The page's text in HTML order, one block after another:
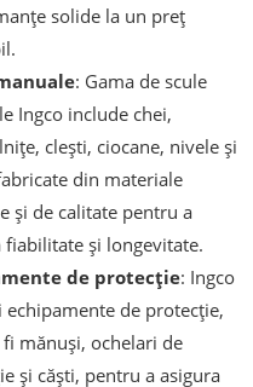
solide la un preț
: Gama de scule
Ingco include chei,
clești, ciocane, nivele și
din materiale
și de calitate pentru a
fiabilitate și longevitate.
de protecție: Ingco
echipamente de protecție,
mănuși, ochelari de
și căști, pentru a asigura